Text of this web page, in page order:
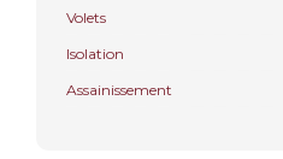
Volets
Isolation
Assainissement